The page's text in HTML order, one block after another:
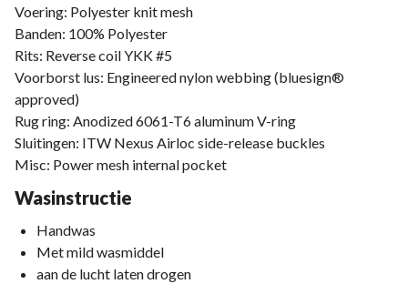
Voering: Polyester knit mesh
Banden: 100% Polyester
Rits: Reverse coil YKK #5
Voorborst lus: Engineered nylon webbing (bluesign®
approved)
Rug ring: Anodized 6061-T6 aluminum V-ring
Sluitingen: ITW Nexus Airloc side-release buckles
Misc: Power mesh internal pocket
Wasinstructie
Handwas
Met mild wasmiddel
aan de lucht laten drogen